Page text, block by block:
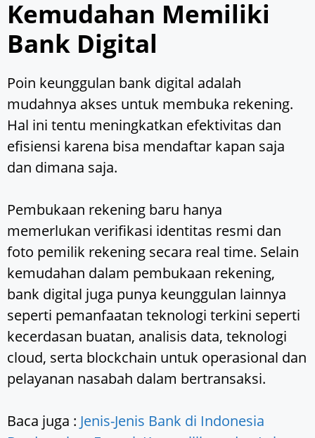
Kemudahan Memiliki
Bank Digital
Poin keunggulan bank digital adalah
mudahnya akses untuk membuka rekening.
Hal ini tentu meningkatkan efektivitas dan
efisiensi karena bisa mendaftar kapan saja
dan dimana saja.
Pembukaan rekening baru hanya
memerlukan verifikasi identitas resmi dan
foto pemilik rekening secara real time. Selain
kemudahan dalam pembukaan rekening,
bank digital juga punya keunggulan lainnya
seperti pemanfaatan teknologi terkini seperti
kecerdasan buatan, analisis data, teknologi
cloud, serta blockchain untuk operasional dan
pelayanan nasabah dalam bertransaksi.
Baca juga : Jenis-Jenis Bank di Indonesia